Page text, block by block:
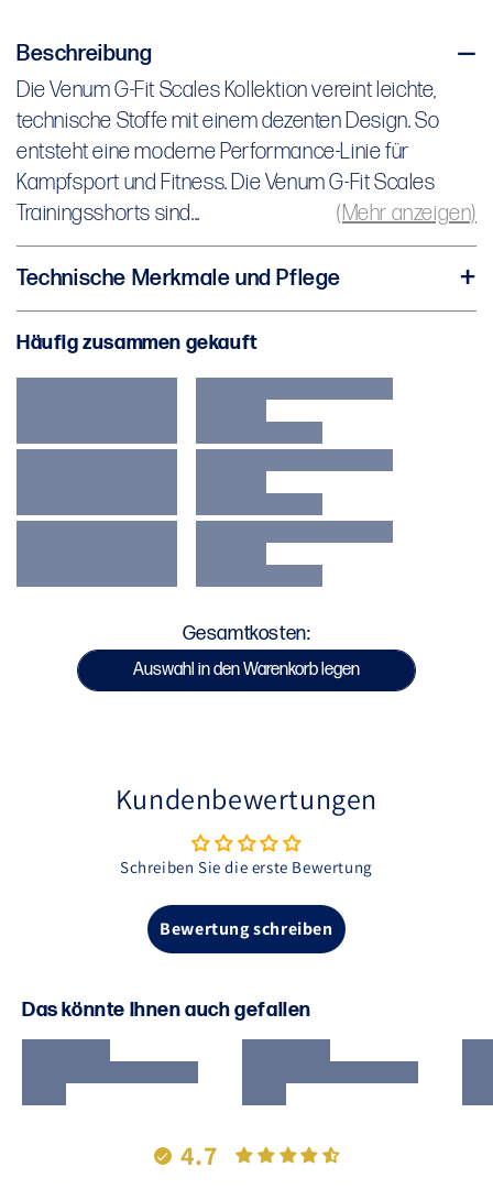
Beschreibung
Die Venum G-Fit Scales Kollektion vereint leichte,
technische Stoffe mit einem dezenten Design. So
entsteht eine moderne Performance-Linie für
Kampfsport und Fitness. Die Venum G-Fit Scales
Trainingsshorts sind vielseitig einsetzbar und ideal
fürs Gym. Hergestellt aus atmungsaktivem, leichtem
Material, bieten sie optimale Bewegungsfreiheit. Der
elastische Bund sorgt für sicheren Halt.
Die Venum G-Fit Scales Kollektion vereint leichte,
technische Stoffe mit einem dezenten Design. So
entsteht eine moderne Performance-Linie für
Kampfsport und Fitness. Die Venum G-Fit Scales
Trainingsshorts sind...
(Mehr anzeigen)
Technische Merkmale und Pflege
88 % Polyester, 12 % Spandex
Mittellange Länge bis zur Mitte des
Oberschenkels
Elastischer Bund
Nicht im Trockner trocknen
Kein Bleichmittel verwenden
SKU : VENUM-05842-109
Häufig zusammen gekauft
Gesamtkosten:
Auswahl in den Warenkorb legen
Kundenbewertungen
Schreiben Sie die erste Bewertung
Bewertung schreiben
Das könnte Ihnen auch gefallen
4.7